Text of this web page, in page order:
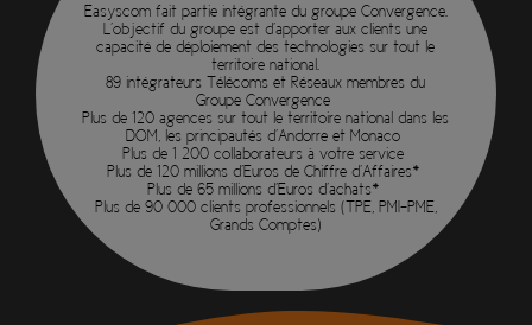
Easyscom fait partie intégrante du groupe Convergence.
L’objectif du groupe est d’apporter aux clients une
capacité de déploiement des technologies sur tout le
territoire national.
89 intégrateurs Télécoms et Réseaux membres du
Groupe Convergence
Plus de 120 agences sur tout le territoire national dans les
DOM, les principautés d’Andorre et Monaco
Plus de 1 200 collaborateurs à votre service
Plus de 120 millions d’Euros de Chiffre d’Affaires*
Plus de 65 millions d’Euros d’achats*
Plus de 90 000 clients professionnels (TPE, PMI-PME,
Grands Comptes)